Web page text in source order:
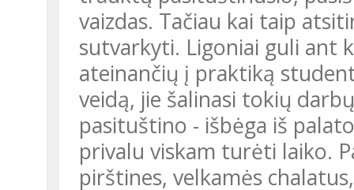
vaizdas. Tačiau kai taip
sutvarkyti. Ligoniai guli ant
ateinančių į praktiką
veidą, jie šalinasi tokių
pasituštino - išbėga iš
privalu viskam turėti laiko.
pirštines, velkamės